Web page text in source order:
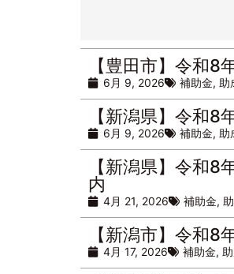
【豊田市】令和8
6月 9, 2026 補助金, 助
【新潟県】令和
6月 9, 2026 補助金, 助
【新潟県】令和
内
4月 21, 2026 補助金,
【新潟市】令和8
4月 17, 2026 補助金,